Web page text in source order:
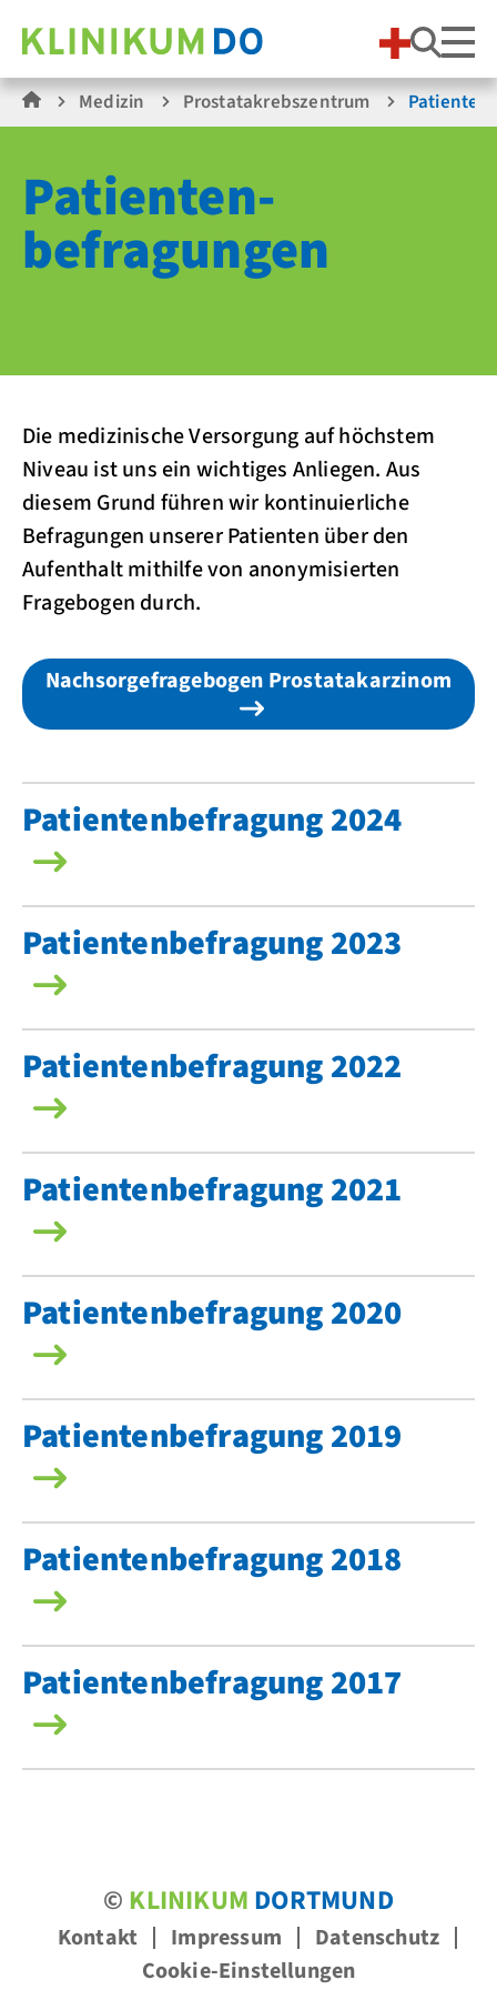
Medizin Prostatakrebszentrum
Patienten­
befragungen
Die medizinische Versorgung auf höchstem
Niveau ist uns ein wichtiges Anliegen. Aus
diesem Grund führen wir kontinuierliche
Befragungen unserer Patienten über den
Aufenthalt mithilfe von anonymisierten
Fragebogen durch.
Nachsorgefragebogen Prostatakarzinom
Patientenbefragung 2024
Patientenbefragung 2023
Patientenbefragung 2022
Patientenbefragung 2021
Patientenbefragung 2020
Patientenbefragung 2019
Patientenbefragung 2018
Patientenbefragung 2017
© KLINIKUM DORTMUND
Kontakt Impressum
Datenschutz
Cookie-Einstellungen